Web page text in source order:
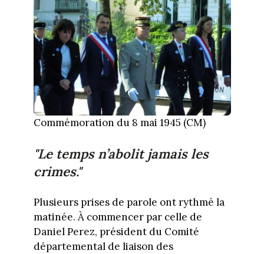
Commémoration du 8 mai 1945 (CM)
"Le temps n’abolit jamais les
crimes."
Plusieurs prises de parole ont rythmé la
matinée. À commencer par celle de
Daniel Perez, président du Comité
départemental de liaison des